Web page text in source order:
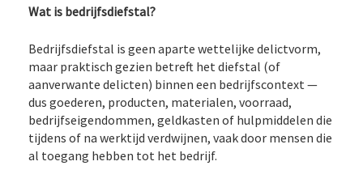
Wat is bedrijfsdiefstal?
Bedrijfsdiefstal is geen aparte wettelijke delictvorm,
maar praktisch gezien betreft het diefstal (of
aanverwante delicten) binnen een bedrijfscontext —
dus goederen, producten, materialen, voorraad,
bedrijfseigendommen, geldkasten of hulpmiddelen die
tijdens of na werktijd verdwijnen, vaak door mensen die
al toegang hebben tot het bedrijf.